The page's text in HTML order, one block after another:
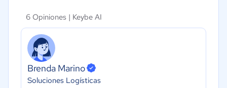
6 Opiniones | Keybe AI
Brenda Marino
Soluciones Logísticas